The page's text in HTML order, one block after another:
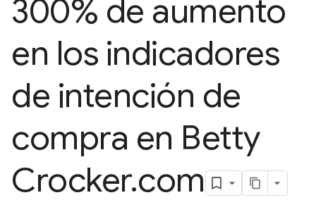
300% de aumento
en los indicadores
de intención de
compra en Betty
Crocker.com